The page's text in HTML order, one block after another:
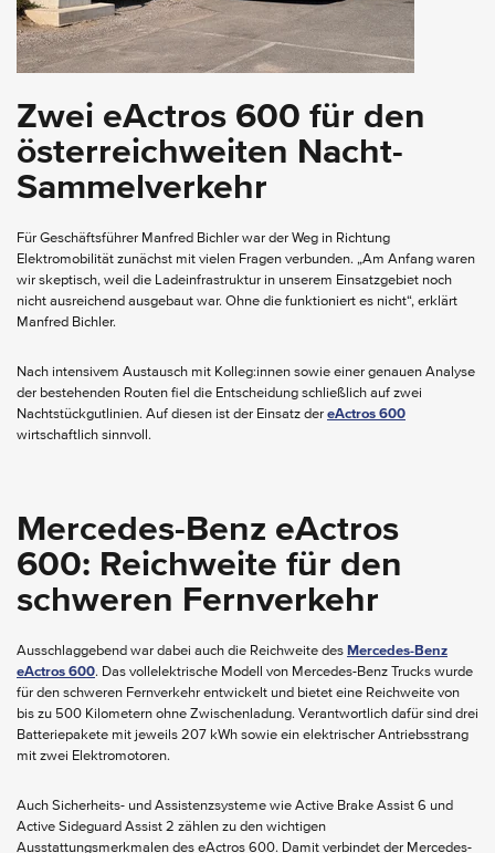
Zwei eActros 600 für den
österreichweiten Nacht-
Sammelverkehr
Für Geschäftsführer Manfred Bichler war der Weg in Richtung
Elektromobilität zunächst mit vielen Fragen verbunden. „Am Anfang waren
wir skeptisch, weil die Ladeinfrastruktur in unserem Einsatzgebiet noch
nicht ausreichend ausgebaut war. Ohne die funktioniert es nicht“, erklärt
Manfred Bichler.
Nach intensivem Austausch mit Kolleg:innen sowie einer genauen Analyse
der bestehenden Routen fiel die Entscheidung schließlich auf zwei
Nachtstückgutlinien. Auf diesen ist der Einsatz der eActros 600
wirtschaftlich sinnvoll.
Mercedes-Benz eActros
600: Reichweite für den
schweren Fernverkehr
Ausschlaggebend war dabei auch die Reichweite des Mercedes-Benz
eActros 600. Das vollelektrische Modell von Mercedes-Benz Trucks wurde
für den schweren Fernverkehr entwickelt und bietet eine Reichweite von
bis zu 500 Kilometern ohne Zwischenladung. Verantwortlich dafür sind drei
Batteriepakete mit jeweils 207 kWh sowie ein elektrischer Antriebsstrang
mit zwei Elektromotoren.
Auch Sicherheits- und Assistenzsysteme wie Active Brake Assist 6 und
Active Sideguard Assist 2 zählen zu den wichtigen
Ausstattungsmerkmalen des eActros 600. Damit verbindet der Mercedes-